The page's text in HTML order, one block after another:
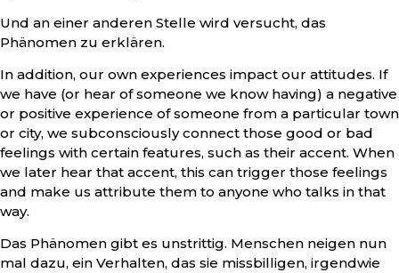
Und an einer anderen Stelle wird versucht, das
Phänomen zu erklären.
In addition, our own experiences impact our attitudes. If
we have (or hear of someone we know having) a negative
or positive experience of someone from a particular town
or city, we subconsciously connect those good or bad
feelings with certain features, such as their accent. When
we later hear that accent, this can trigger those feelings
and make us attribute them to anyone who talks in that
way.
Das Phänomen gibt es unstrittig. Menschen neigen nun
mal dazu, ein Verhalten, das sie missbilligen, irgendwie